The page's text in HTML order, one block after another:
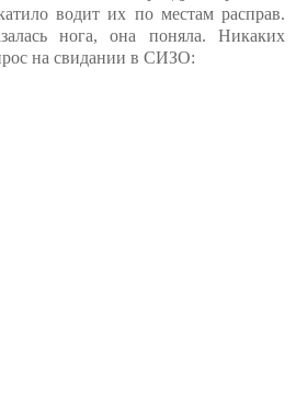
водит их по местам расправ.
нога, она поняла. Никаких
на свидании в СИЗО: